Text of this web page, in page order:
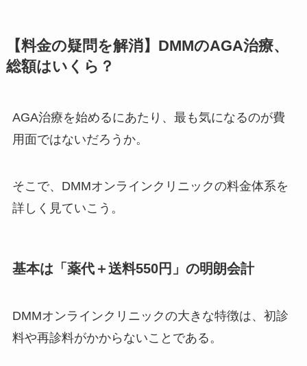
【料金の疑問を解消】DMMのAGA治療、
総額はいくら？
AGA治療を始めるにあたり、最も気になるのが費
用面ではないだろうか。
そこで、DMMオンラインクリニックの料金体系を
詳しく見ていこう。
基本は「薬代＋送料550円」の明朗会計
DMMオンラインクリニックの大きな特徴は、初診
料や再診料がかからないことである。